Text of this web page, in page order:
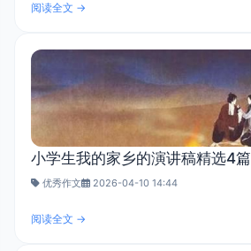
阅读全文 →
小学生我的家乡的演讲稿精选4篇
优秀作文 2026-04-10 14:44
阅读全文 →